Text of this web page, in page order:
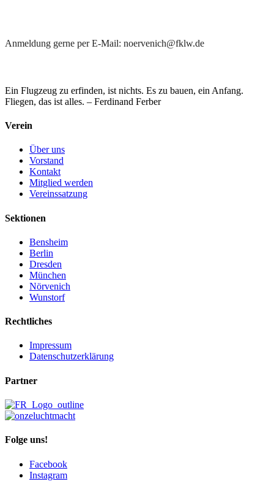
Anmeldung gerne per E-Mail: noervenich@fklw.de
Ein Flugzeug zu erfinden, ist nichts. Es zu bauen, ein Anfang.
Fliegen, das ist alles. – Ferdinand Ferber
Verein
Über uns
Vorstand
Kontakt
Mitglied werden
Vereinssatzung
Sektionen
Bensheim
Berlin
Dresden
München
Nörvenich
Wunstorf
Rechtliches
Impressum
Datenschutzerklärung
Partner
Folge uns!
Facebook
Instagram